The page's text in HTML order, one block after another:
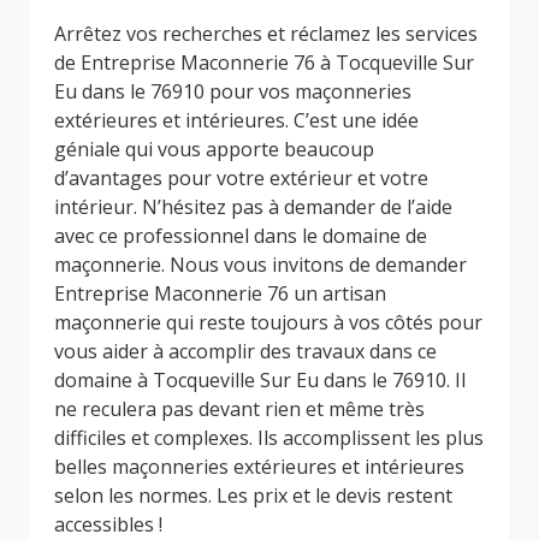
Arrêtez vos recherches et réclamez les services
de Entreprise Maconnerie 76 à Tocqueville Sur
Eu dans le 76910 pour vos maçonneries
extérieures et intérieures. C’est une idée
géniale qui vous apporte beaucoup
d’avantages pour votre extérieur et votre
intérieur. N’hésitez pas à demander de l’aide
avec ce professionnel dans le domaine de
maçonnerie. Nous vous invitons de demander
Entreprise Maconnerie 76 un artisan
maçonnerie qui reste toujours à vos côtés pour
vous aider à accomplir des travaux dans ce
domaine à Tocqueville Sur Eu dans le 76910. Il
ne reculera pas devant rien et même très
difficiles et complexes. Ils accomplissent les plus
belles maçonneries extérieures et intérieures
selon les normes. Les prix et le devis restent
accessibles !